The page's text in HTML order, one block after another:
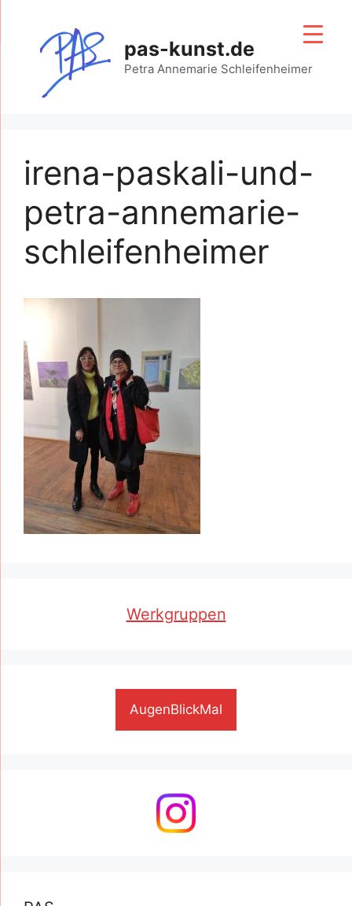
springen
pas-kunst.de
Petra Annemarie Schleifenheimer
irena-paskali-und-
petra-annemarie-
schleifenheimer
Werkgruppen
AugenBlickMal